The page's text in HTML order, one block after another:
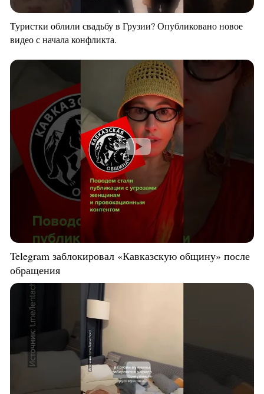
Туристки облили свадьбу в Грузии? Опубликовано новое
видео с начала конфликта.
Telegram заблокировал «Кавказскую общину» после
обращения